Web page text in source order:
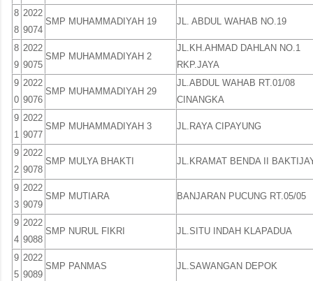
8
8
2022
9074
SMP MUHAMMADIYAH 19 JL. ABDUL WAHAB NO.19
8
9
2022
9075
SMP MUHAMMADIYAH 2
JL.KH.AHMAD DAHLAN NO.1
RKP.JAYA
9
0
2022
9076
SMP MUHAMMADIYAH 29
JL.ABDUL WAHAB RT.01/08
CINANGKA
9
1
2022
9077
SMP MUHAMMADIYAH 3 JL.RAYA CIPAYUNG
9
2
2022
9078
SMP MULYA BHAKTI JL.KRAMAT BENDA II
9
3
2022
9079
SMP MUTIARA BANJARAN PUCUNG RT.05/05
9
4
2022
9088
SMP NURUL FIKRI JL.SITU INDAH KLAPADUA
9
5
2022
9089
SMP PANMAS JL.SAWANGAN DEPOK